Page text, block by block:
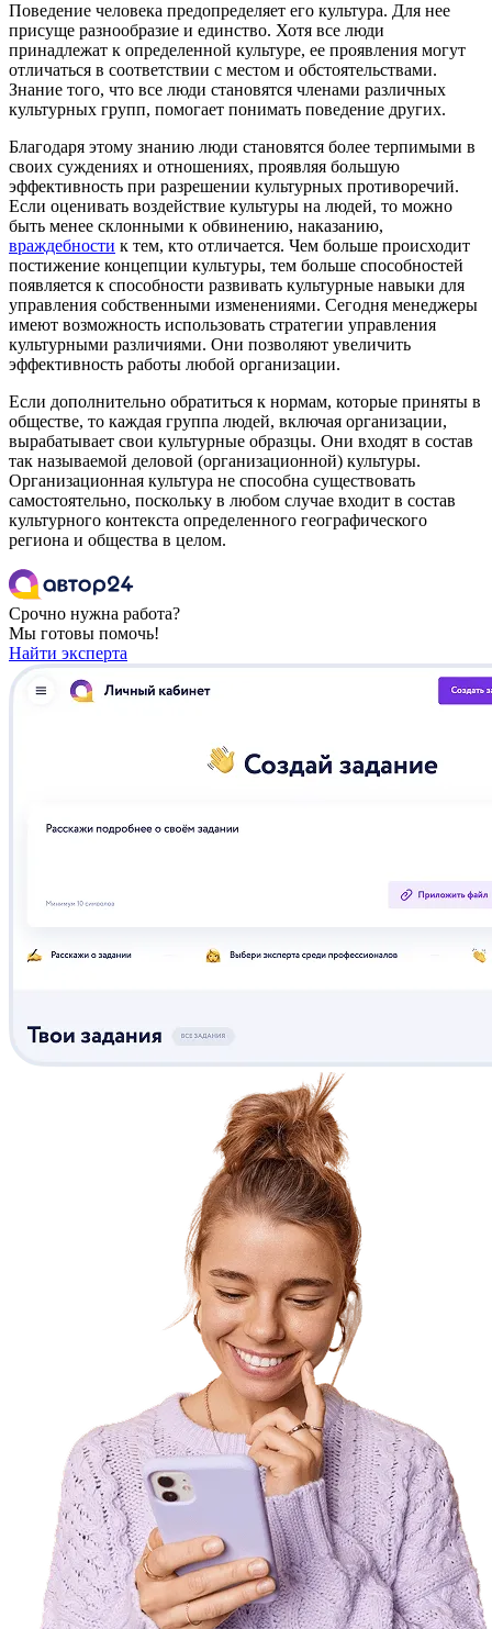
Поведение человека предопределяет его культура. Для нее
присуще разнообразие и единство. Хотя все люди
принадлежат к определенной культуре, ее проявления могут
отличаться в соответствии с местом и обстоятельствами.
Знание того, что все люди становятся членами различных
культурных групп, помогает понимать поведение других.
Благодаря этому знанию люди становятся более терпимыми в
своих суждениях и отношениях, проявляя большую
эффективность при разрешении культурных противоречий.
Если оценивать воздействие культуры на людей, то можно
быть менее склонными к обвинению, наказанию,
враждебности к тем, кто отличается. Чем больше происходит
постижение концепции культуры, тем больше способностей
появляется к способности развивать культурные навыки для
управления собственными изменениями. Сегодня менеджеры
имеют возможность использовать стратегии управления
культурными различиями. Они позволяют увеличить
эффективность работы любой организации.
Если дополнительно обратиться к нормам, которые приняты в
обществе, то каждая группа людей, включая организации,
вырабатывает свои культурные образцы. Они входят в состав
так называемой деловой (организационной) культуры.
Организационная культура не способна существовать
самостоятельно, поскольку в любом случае входит в состав
культурного контекста определенного географического
региона и общества в целом.
Срочно нужна работа?
Мы готовы помочь!
Найти эксперта